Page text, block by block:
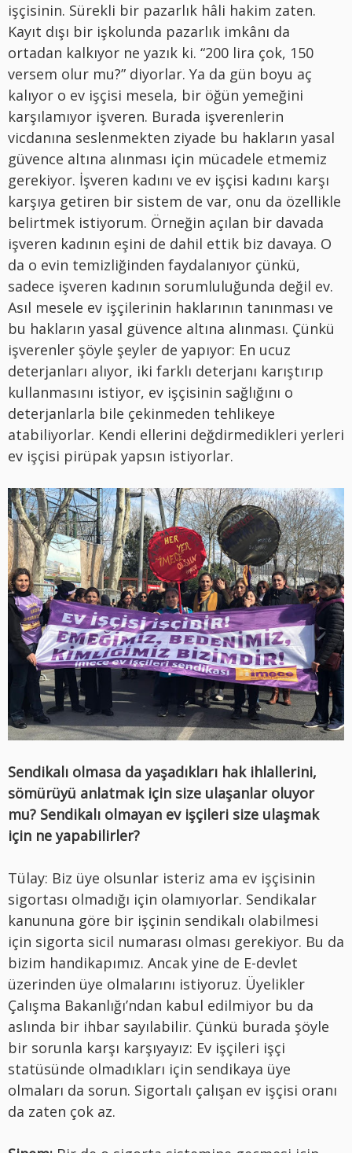
işçisinin. Sürekli bir pazarlık hâli hakim zaten.
Kayıt dışı bir işkolunda pazarlık imkânı da
ortadan kalkıyor ne yazık ki. “200 lira çok, 150
versem olur mu?” diyorlar. Ya da gün boyu aç
kalıyor o ev işçisi mesela, bir öğün yemeğini
karşılamıyor işveren. Burada işverenlerin
vicdanına seslenmekten ziyade bu hakların yasal
güvence altına alınması için mücadele etmemiz
gerekiyor. İşveren kadını ve ev işçisi kadını karşı
karşıya getiren bir sistem de var, onu da özellikle
belirtmek istiyorum. Örneğin açılan bir davada
işveren kadının eşini de dahil ettik biz davaya. O
da o evin temizliğinden faydalanıyor çünkü,
sadece işveren kadının sorumluluğunda değil ev.
Asıl mesele ev işçilerinin haklarının tanınması ve
bu hakların yasal güvence altına alınması. Çünkü
işverenler şöyle şeyler de yapıyor: En ucuz
deterjanları alıyor, iki farklı deterjanı karıştırıp
kullanmasını istiyor, ev işçisinin sağlığını o
deterjanlarla bile çekinmeden tehlikeye
atabiliyorlar. Kendi ellerini değdirmedikleri yerleri
ev işçisi pirüpak yapsın istiyorlar.
Sendikalı olmasa da yaşadıkları hak ihlallerini,
sömürüyü anlatmak için size ulaşanlar oluyor
mu? Sendikalı olmayan ev işçileri size ulaşmak
için ne yapabilirler?
Tülay: Biz üye olsunlar isteriz ama ev işçisinin
sigortası olmadığı için olamıyorlar. Sendikalar
kanununa göre bir işçinin sendikalı olabilmesi
için sigorta sicil numarası olması gerekiyor. Bu da
bizim handikapımız. Ancak yine de E-devlet
üzerinden üye olmalarını istiyoruz. Üyelikler
Çalışma Bakanlığı’ndan kabul edilmiyor bu da
aslında bir ihbar sayılabilir. Çünkü burada şöyle
bir sorunla karşı karşıyayız: Ev işçileri işçi
statüsünde olmadıkları için sendikaya üye
olmaları da sorun. Sigortalı çalışan ev işçisi oranı
da zaten çok az.